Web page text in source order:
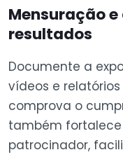
Mensuração
resultados
Documente a
vídeos e
comprova o
também
patrocinador,